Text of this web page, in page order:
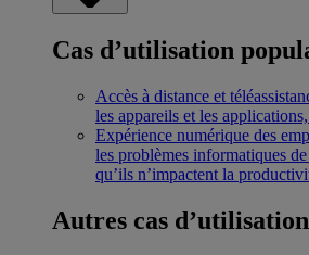
Cas d’utilisation
Accès à distance et
les appareils et les
Expérience numérique des
les problèmes informatiques
qu’ils n’impactent la
Autres cas d’utilisation